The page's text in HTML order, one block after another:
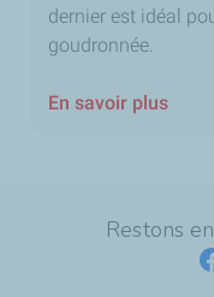
dernier est idéal
goudronnée.
En savoir plus
Restons